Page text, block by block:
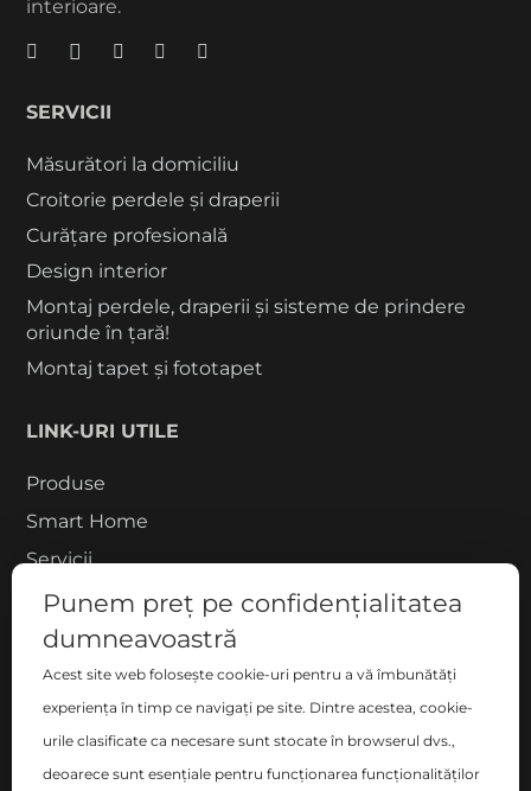
interioare.
SERVICII
Măsurători la domiciliu
Croitorie perdele și draperii
Curățare profesională
Design interior
Montaj perdele, draperii și sisteme de prindere
oriunde în țară!
Montaj tapet și fototapet
LINK-URI UTILE
Produse
Smart Home
Servicii
Proiecte
Despre noi
Blog
Contact
Punem preț pe confidențialitatea
dumneavoastră
Acest site web folosește cookie-uri pentru a vă îmbunătăți
experiența în timp ce navigați pe site. Dintre acestea, cookie-
urile clasificate ca necesare sunt stocate în browserul dvs.,
deoarece sunt esențiale pentru funcționarea funcționalităților